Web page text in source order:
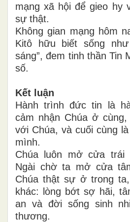
mạng xã hội để gieo hy
sự thật.
Không gian mạng hôm
Kitô hữu biết sống như
sáng”, đem tinh thần Tin
số.
Kết luận
Hành trình đức tin là
cảm nhận Chúa ở
với Chúa, và cuối cùng
mình.
Chúa luôn mở cửa trái
Ngài chờ ta mở cửa
Chúa thật sự ở trong
khác: lòng bớt sợ hãi,
an và đời sống sinh
thương.